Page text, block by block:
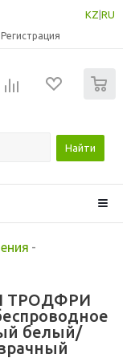
KZ RU
Регистрация
Найти
-
ТРОДФРИ
белый/